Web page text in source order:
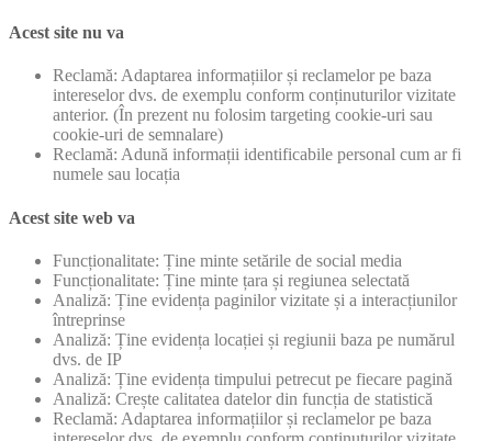
Acest site nu va
Reclamă: Adaptarea informațiilor și reclamelor pe baza
intereselor dvs. de exemplu conform conținuturilor vizitate
anterior. (În prezent nu folosim targeting cookie-uri sau
cookie-uri de semnalare)
Reclamă: Adună informații identificabile personal cum ar fi
numele sau locația
Acest site web va
Funcționalitate: Ține minte setările de social media
Funcționalitate: Ține minte țara și regiunea selectată
Analiză: Ține evidența paginilor vizitate și a interacțiunilor
întreprinse
Analiză: Ține evidența locației și regiunii baza pe numărul
dvs. de IP
Analiză: Ține evidența timpului petrecut pe fiecare pagină
Analiză: Crește calitatea datelor din funcția de statistică
Reclamă: Adaptarea informațiilor și reclamelor pe baza